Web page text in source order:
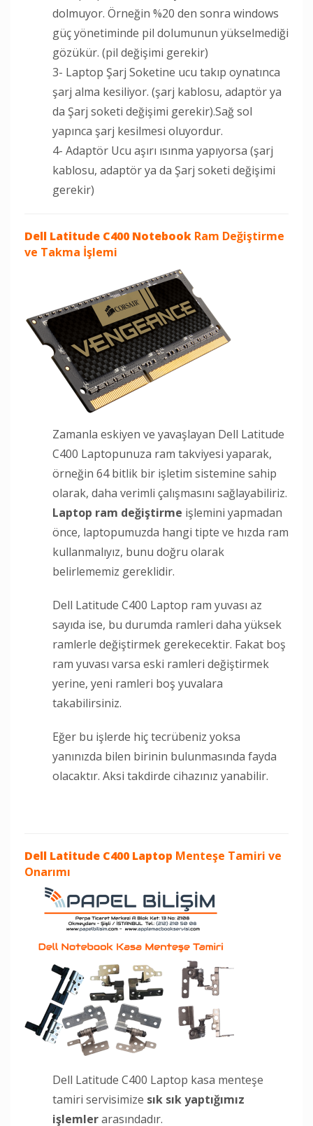
dolmuyor. Örneğin %20 den sonra windows
güç yönetiminde pil dolumunun yükselmediği
gözükür. (pil değişimi gerekir)
3- Laptop Şarj Soketine ucu takıp oynatınca
şarj alma kesiliyor. (şarj kablosu, adaptör ya
da Şarj soketi değişimi gerekir).Sağ sol
yapınca şarj kesilmesi oluyordur.
4- Adaptör Ucu aşırı ısınma yapıyorsa (şarj
kablosu, adaptör ya da Şarj soketi değişimi
gerekir)
Dell Latitude C400 Notebook Ram Değiştirme
ve Takma İşlemi
Zamanla eskiyen ve yavaşlayan Dell Latitude
C400 Laptopunuza ram takviyesi yaparak,
örneğin 64 bitlik bir işletim sistemine sahip
olarak, daha verimli çalışmasını sağlayabiliriz.
Laptop ram değiştirme işlemini yapmadan
önce, laptopumuzda hangi tipte ve hızda ram
kullanmalıyız, bunu doğru olarak
belirlememiz gereklidir.
Dell Latitude C400 Laptop ram yuvası az
sayıda ise, bu durumda ramleri daha yüksek
ramlerle değiştirmek gerekecektir. Fakat boş
ram yuvası varsa eski ramleri değiştirmek
yerine, yeni ramleri boş yuvalara
takabilirsiniz.
Eğer bu işlerde hiç tecrübeniz yoksa
yanınızda bilen birinin bulunmasında fayda
olacaktır. Aksi takdirde cihazınız yanabilir.
Dell Latitude C400 Laptop Menteşe Tamiri ve
Onarımı
Dell Latitude C400 Laptop kasa menteşe
tamiri servisimize sık sık yaptığımız
işlemlerarasındadır.